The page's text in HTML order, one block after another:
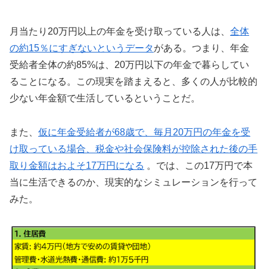
月当たり20万円以上の年金を受け取っている人は、 全体
の約15％にすぎないというデータがある。つまり、年金
受給者全体の約85%は、20万円以下の年金で暮らしてい
ることになる。この現実を踏まえると、多くの人が比較的
少ない年金額で生活しているということだ。
また、 仮に年金受給者が68歳で、毎月20万円の年金を受
け取っている場合、税金や社会保険料が控除された後の手
取り金額はおよそ17万円になる 。では、この17万円で本
当に生活できるのか、現実的なシミュレーションを行って
みた。